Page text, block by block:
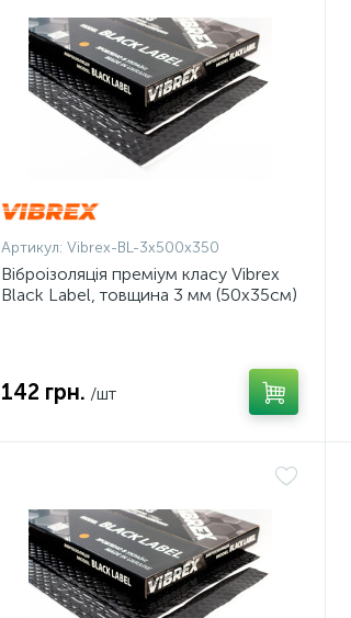
Артикул: Vibrex-BL-3x500x350
Віброізоляція преміум класу Vibrex
Black Label, товщина 3 мм (50х35см)
142 грн. /шт